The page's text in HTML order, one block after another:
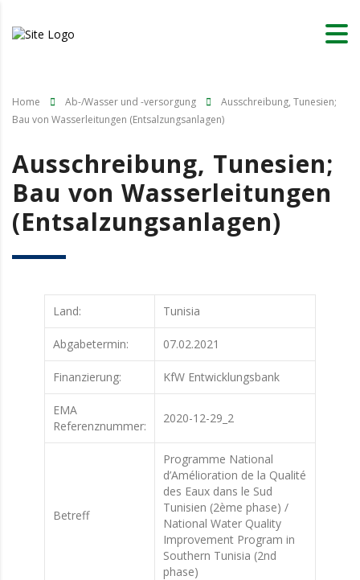
Home Ab-/Wasser und -versorgung
Ausschreibung, Tunesien;
Bau von Wasserleitungen (Entsalzungsanlagen)
Ausschreibung, Tunesien;
Bau von Wasserleitungen
(Entsalzungsanlagen)
Land: Tunisia
Abgabetermin: 07.02.2021
Finanzierung: KfW Entwicklungsbank
EMA
Referenznummer:
2020-12-29_2
Betreff
Programme National
d’Amélioration de la Qualité
des Eaux dans le Sud
Tunisien (2ème phase) /
National Water Quality
Improvement Program in
Southern Tunisia (2nd
phase)